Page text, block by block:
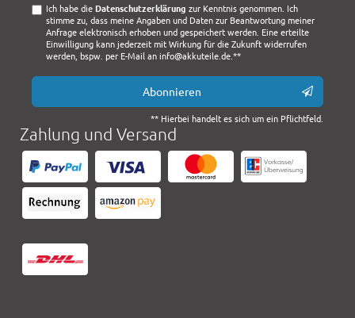
Ich habe die Daten­schutz­erklärung zur Kenntnis genommen. Ich
stimme zu, dass meine Angaben und Daten zur Beantwortung meiner
Anfrage elektronisch erhoben und gespeichert werden. Eine erteilte
Einwilligung kann jederzeit mit Wirkung für die Zukunft widerrufen
werden, bspw. per E-Mail an info@akkuteile.de.**
Abonnieren
** Hierbei handelt es sich um ein Pflichtfeld.
Zahlung und Versand